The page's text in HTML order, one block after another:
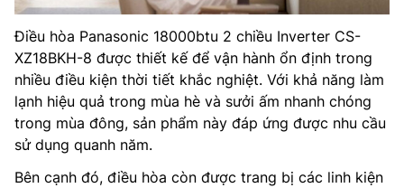
Điều hòa Panasonic 18000btu 2 chiều Inverter CS-
XZ18BKH-8 được thiết kế để vận hành ổn định trong
nhiều điều kiện thời tiết khắc nghiệt. Với khả năng làm
lạnh hiệu quả trong mùa hè và sưởi ấm nhanh chóng
trong mùa đông, sản phẩm này đáp ứng được nhu cầu
sử dụng quanh năm.
Bên cạnh đó, điều hòa còn được trang bị các linh kiện